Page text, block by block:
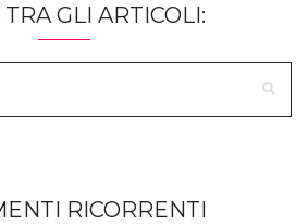
GLI ARTICOLI:
RICORRENTI